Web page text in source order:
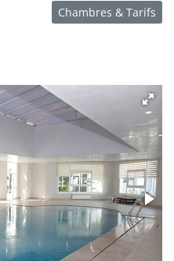
Chambres & Tarifs